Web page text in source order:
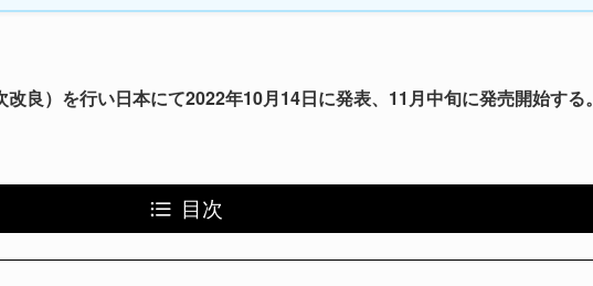
改良）を行い日本にて2022年10月14日に発表、11月中旬に発売開始する。
目次